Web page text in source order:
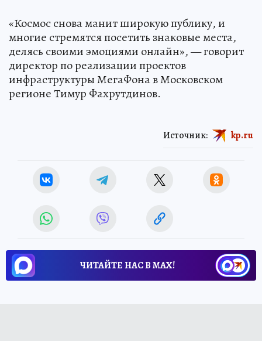
«Космос снова манит широкую публику, и
многие стремятся посетить знаковые места,
делясь своими эмоциями онлайн», — говорит
директор по реализации проектов
инфраструктуры МегаФона в Московском
регионе Тимур Фахрутдинов.
Источник: kp.ru
ЧИТАЙТЕ НАС В МАХ!